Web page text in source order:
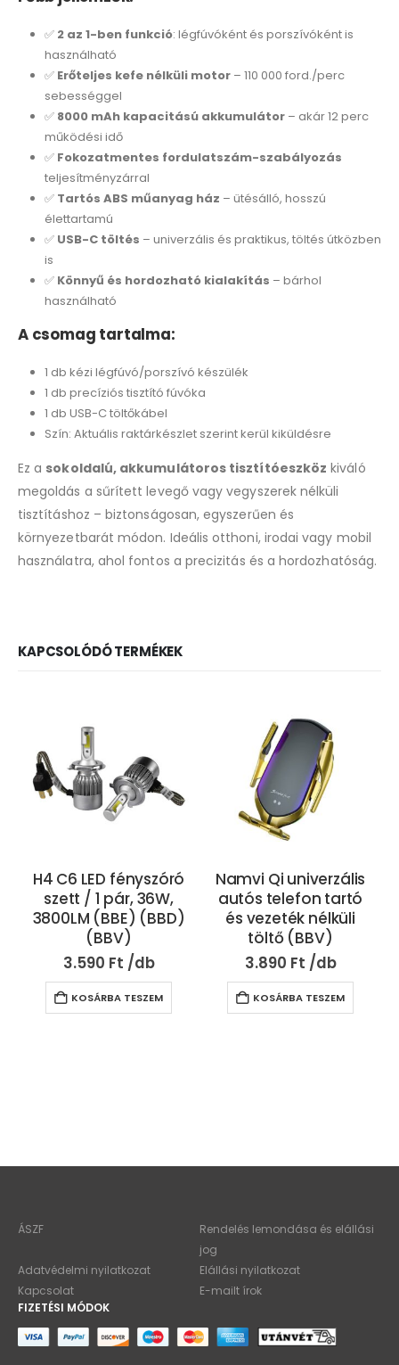
✅ 2 az 1-ben funkció: légfúvóként és porszívóként is
használható
✅ Erőteljes kefe nélküli motor– 110 000 ford./perc
sebességgel
✅ 8000 mAh kapacitású akkumulátor– akár 12 perc
működési idő
✅ Fokozatmentes fordulatszám-szabályozás
teljesítményzárral
✅ Tartós ABS műanyag ház – ütésálló, hosszú
élettartamú
✅ USB-C töltés – univerzális és praktikus, töltés útközben
is
✅ Könnyű és hordozható kialakítás – bárhol
használható
A csomag tartalma:
1 db kézi légfúvó/porszívó készülék
1 db precíziós tisztító fúvóka
1 db USB-C töltőkábel
Szín: Aktuális raktárkészlet szerint kerül kiküldésre
Ez a sokoldalú, akkumulátoros tisztítóeszköz kiváló
megoldás a sűrített levegő vagy vegyszerek nélküli
tisztításhoz – biztonságosan, egyszerűen és
környezetbarát módon. Ideális otthoni, irodai vagy mobil
használatra, ahol fontos a precizitás és a hordozhatóság.
KAPCSOLÓDÓ TERMÉKEK
H4 C6 LED fényszóró
szett / 1 pár, 36W,
3800LM (BBE) (BBD)
(BBV)
3.590 Ft
KOSÁRBA TESZEM
Namvi Qi univerzális
autós telefon tartó
és vezeték nélküli
töltő (BBV)
3.890 Ft
KOSÁRBA TESZEM
ÁSZF
Rendelés lemondása és elállási
jog
Adatvédelmi nyilatkozat
Elállási nyilatkozat
Kapcsolat
E-mailt írok
FIZETÉSI MÓDOK